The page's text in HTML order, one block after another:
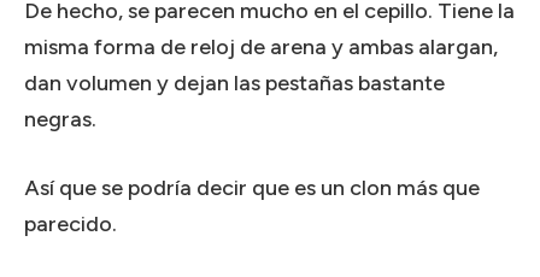
De hecho, se parecen mucho en el cepillo. Tiene la
misma forma de reloj de arena y ambas alargan,
dan volumen y dejan las pestañas bastante
negras.
Así que se podría decir que es un clon más que
parecido.